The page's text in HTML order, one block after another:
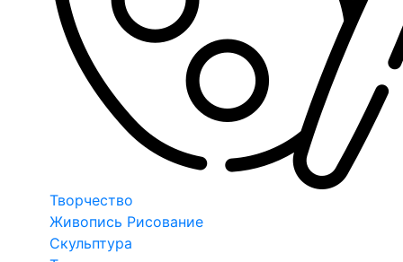
Творчество
Живопись Рисование
Скульптура